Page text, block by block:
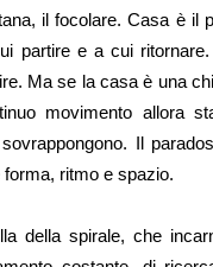
il focolare. Casa è il
partire e a cui ritornare.
Ma se la casa è una
movimento allora
Il
ritmo e spazio.
della spirale, che